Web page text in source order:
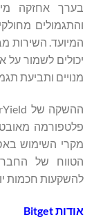
והתגמולים
המיועד. השירות
יכולים לשמור על
מנויים ותביעת
פלטפורמה
מקרי השימוש
הטווח של
להשקעות חכמות
אודות Bitget